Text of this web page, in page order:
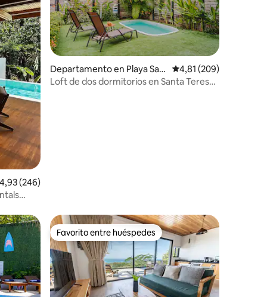
promedio: 4,93 de 5. 246 evaluaciones
4,93 (246)
Departamento en Playa San
ta Teresa
Calificación promedio:
4,81 (209)
Loft de dos dormitorios en Santa Teresa.
destacadosFavorito entre huéspedes
Favorito entre huéspedes